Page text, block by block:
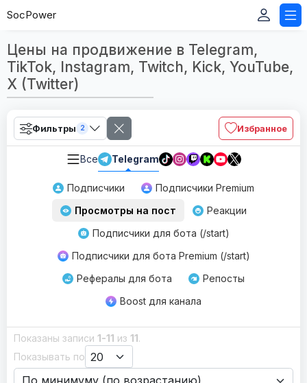
SocPower
Цены на продвижение в Telegram,
TikTok, Instagram, Twitch, Kick, YouTube,
X (Twitter)
Фильтры 2 Избранное
Все Telegram
Подписчики
Подписчики Premium
Просмотры на пост
Реакции
Подписчики для бота (/start)
Подписчики для бота Premium (/start)
Рефералы для бота
Репосты
Boost для канала
Показаны записи 1-11 из 11.
Показывать по